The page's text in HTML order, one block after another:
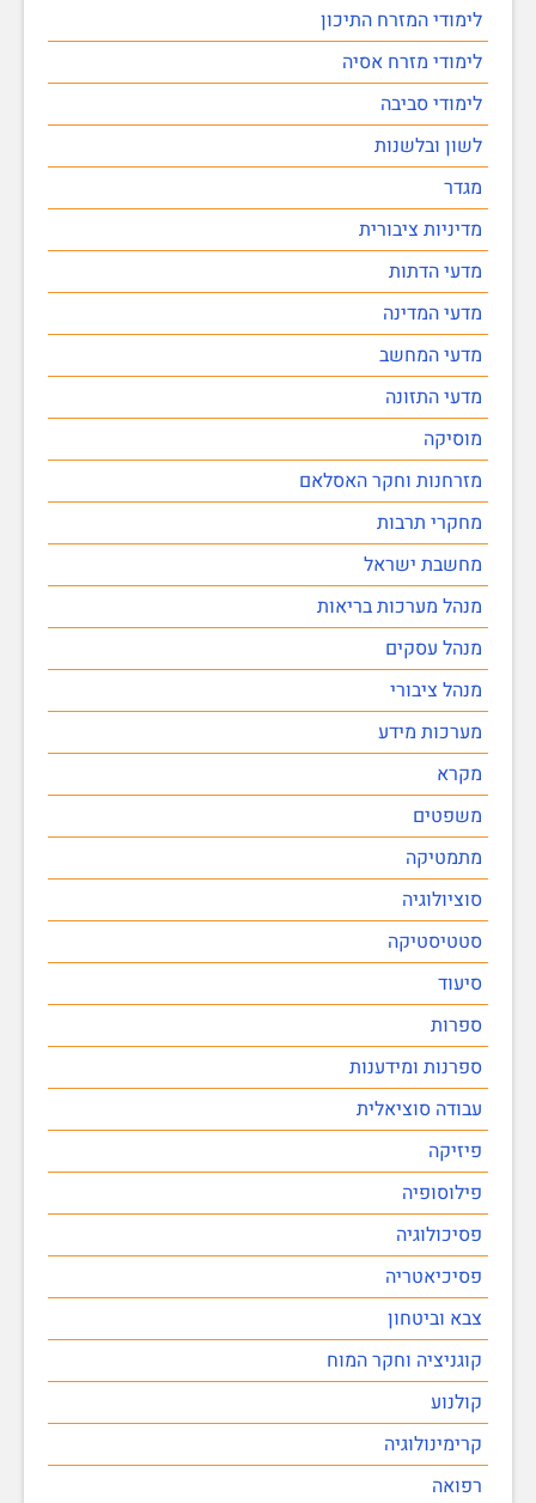
לימודי המזרח התיכון
לימודי מזרח אסיה
לימודי סביבה
לשון ובלשנות
מגדר
מדיניות ציבורית
מדעי הדתות
מדעי המדינה
מדעי המחשב
מדעי התזונה
מוסיקה
מזרחנות וחקר האסלאם
מחקרי תרבות
מחשבת ישראל
מנהל מערכות בריאות
מנהל עסקים
מנהל ציבורי
מערכות מידע
מקרא
משפטים
מתמטיקה
סוציולוגיה
סטטיסטיקה
סיעוד
ספרות
ספרנות ומידענות
עבודה סוציאלית
פיזיקה
פילוסופיה
פסיכולוגיה
פסיכיאטריה
צבא וביטחון
קוגניציה וחקר המוח
קולנוע
קרימינולוגיה
רפואה